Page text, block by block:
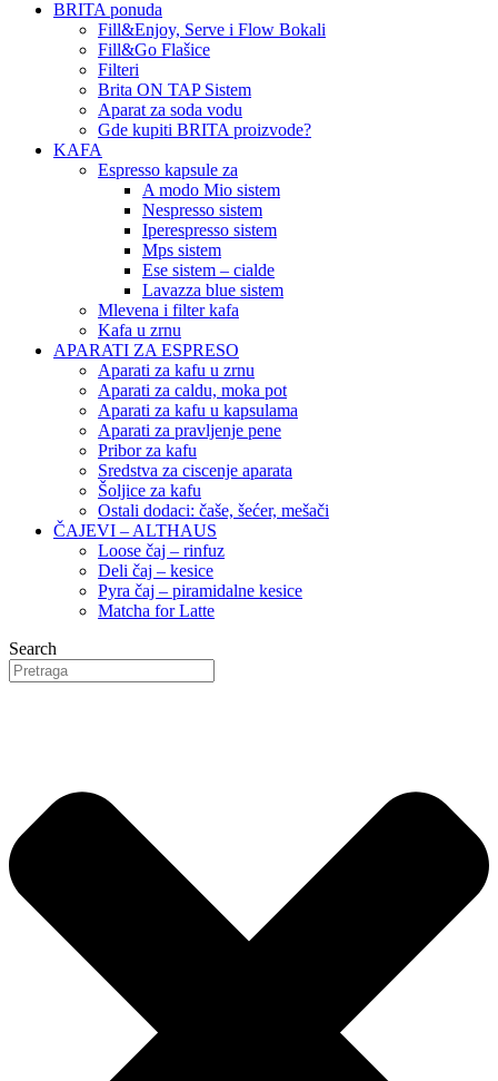
BRITA ponuda
Fill&Enjoy, Serve i Flow Bokali
Fill&Go Flašice
Filteri
Brita ON TAP Sistem
Aparat za soda vodu
Gde kupiti BRITA proizvode?
KAFA
Espresso kapsule za
A modo Mio sistem
Nespresso sistem
Iperespresso sistem
Mps sistem
Ese sistem – cialde
Lavazza blue sistem
Mlevena i filter kafa
Kafa u zrnu
APARATI ZA ESPRESO
Aparati za kafu u zrnu
Aparati za caldu, moka pot
Aparati za kafu u kapsulama
Aparati za pravljenje pene
Pribor za kafu
Sredstva za ciscenje aparata
Šoljice za kafu
Ostali dodaci: čaše, šećer, mešači
ČAJEVI – ALTHAUS
Loose čaj – rinfuz
Deli čaj – kesice
Pyra čaj – piramidalne kesice
Matcha for Latte
Search